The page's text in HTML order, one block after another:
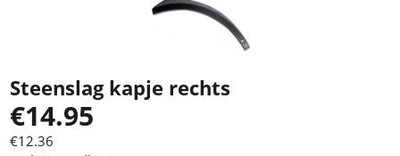
Steenslag kapje rechts
€14.95
€12.36